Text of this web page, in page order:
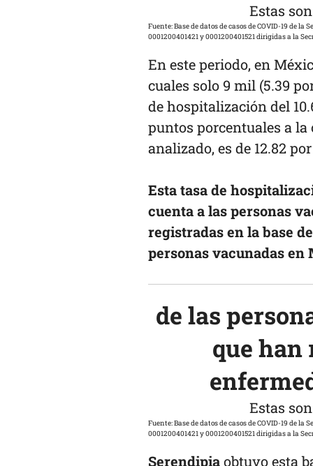
Estas
Fuente: Base de datos de casos de COVID-19 de la Secretaría de Salud y respuestas a las solicitudes de información con folios
0001200401421 y 0001200401521 dirigidas a la
En este periodo, en
cuales solo 9 mil (5.39
de hospitalización del
puntos porcentuales a la
analizado, es de 12.82
Esta tasa de
cuenta a las personas
registradas en la base
personas vacunadas en
de las
que han
Estas
Fuente: Base de datos de casos de COVID-19 de la Secretaría de Salud y respuestas a las solicitudes de información con folios
0001200401421 y 0001200401521 dirigidas a la
Serendipiaobtuvo esta